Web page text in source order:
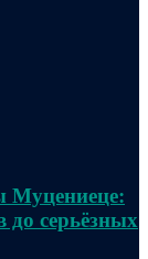
Муцениеце:
до серьёзных